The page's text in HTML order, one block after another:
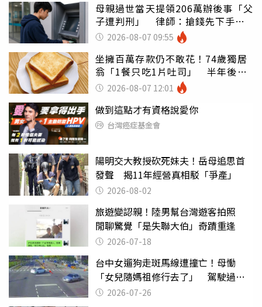
母親過世當天提領206萬辦後事「父
子遭判刑」 律師：搶錢先下手是
罪 2026-08-07 09:55
坐擁百萬存款仍不敢花！74歲獨居
翁「1餐只吃1片吐司」 半年後暴
瘦嚇壞女兒
2026-08-07 12:01
做到這點才有資格說愛你
台灣癌症基金會
陽明交大教授砍死妹夫！岳母追思首
發聲 揭11年經營真相駁「爭產」
2026-08-02
旅遊變認親！陸男幫台灣遊客拍照
閒聊驚覺「是失聯大伯」奇蹟重逢
2026-07-18
台中女遛狗走斑馬線遭撞亡！母慟
「女兒隨媽祖修行去了」 駕駛過失
致死判9月
2026-07-26